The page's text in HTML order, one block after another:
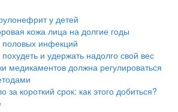
у детей
кожа лица на долгие годы
инфекций
и удержать надолго свой вес
медикаментов должна регулироваться
за короткий срок: как этого добиться?